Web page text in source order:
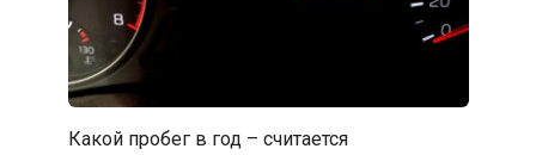
Какой пробег в год – считается